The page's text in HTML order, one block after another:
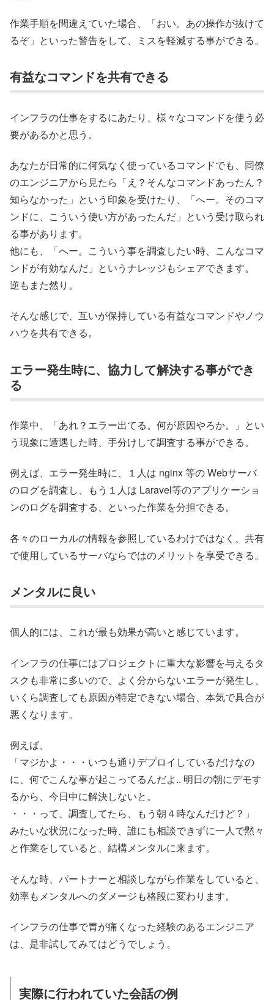
作業手順を間違えていた場合、「おい。あの操作が抜けて
るぞ」といった警告をして、ミスを軽減する事ができる。
有益なコマンドを共有できる
インフラの仕事をするにあたり、様々なコマンドを使う必
要があるかと思う。
あなたが日常的に何気なく使っているコマンドでも、同僚
のエンジニアから見たら「え？そんなコマンドあったん？
知らなかった」という印象を受けたり、「へー。そのコマ
ンドに、こういう使い方があったんだ」という受け取られ
る事があります。
他にも、「へー。こういう事を調査したい時、こんなコマ
ンドが有効なんだ」というナレッジもシェアできます。
逆もまた然り。
そんな感じで、互いが保持している有益なコマンドやノウ
ハウを共有できる。
エラー発生時に、協力して解決する事ができ
る
作業中、「あれ？エラー出てる。何が原因やろか。」とい
う現象に遭遇した時、手分けして調査する事ができる。
例えば、エラー発生時に、１人は nginx 等の Webサーバ
のログを調査し、もう１人は Laravel等のアプリケーショ
ンのログを調査する、といった作業を分担できる。
各々のローカルの情報を参照しているわけではなく、共有
で使用しているサーバならではのメリットを享受できる。
メンタルに良い
個人的には、これが最も効果が高いと感じています。
インフラの仕事にはプロジェクトに重大な影響を与えるタ
スクも非常に多いので、よく分からないエラーが発生し、
いくら調査しても原因が特定できない場合、本気で具合が
悪くなります。
例えば、
「マジかよ・・・いつも通りデプロイしているだけなの
に、何でこんな事が起こってるんだよ.. 明日の朝にデモす
るから、今日中に解決しないと。
・・・って、調査してたら、もう朝４時なんだけど？」
みたいな状況になった時、誰にも相談できずに一人で黙々
と作業をしていると、結構メンタルに来ます。
そんな時、パートナーと相談しながら作業をしていると、
効率もメンタルへのダメージも格段に変わります。
インフラの仕事で胃が痛くなった経験のあるエンジニア
は、是非試してみてはどうでしょう。
実際に行われていた会話の例